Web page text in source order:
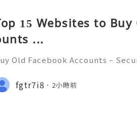
15 Websites to
...
Old Facebook Accounts –
REPLY GUARANTEED
⚡️📢👤🔔 Telegram
fgtr7i8 2小時前